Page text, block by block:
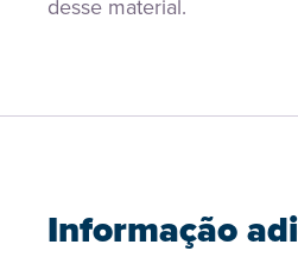
desse material.
Informação